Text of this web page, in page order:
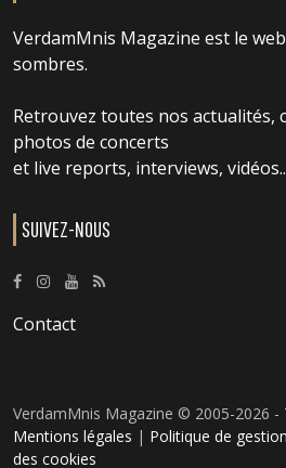
VerdamMnis Magazine est le
sombres.
Retrouvez toutes nos actualités,
photos de concerts
et live reports, interviews,
SUIVEZ-NOUS
Contact
VerdamMnis Magazine © 2005-2026
Mentions légales | Politique de
des cookies